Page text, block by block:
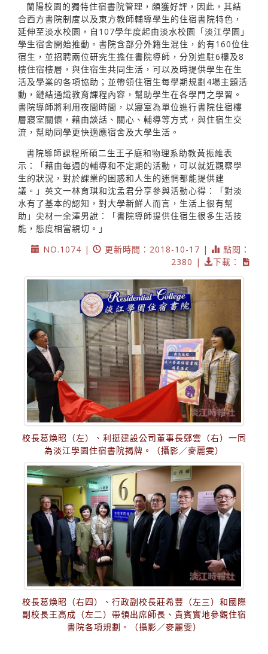
蘭陽校園的獨特住宿書院管理，頗獲好評，因此，其結
合西方書院制度以及東方教師輔導學生的住宿書院特色，
延伸至淡水校園，自107學年度起由淡水校園「淡江學園」
學生宿舍開始推動。書院含部分外籍生混住，約有160位住
宿生，並招聘兩位研究生擔任書院導師，分別進駐6樓及8
樓住宿樓層，與住宿生共同生活，可以及時提供學生在生
活及學業的各項協助；並帶領住宿生每學期規劃4場主題活
動，鏈結通識教育課程內容，幫助學生在各學門之學習。
書院導師將利用夜間時間，以寢室為單位進行書院住宿樓
層寢室關懷，藉由談話、關心、輔導等方式，與住宿生交
流，幫助同學更快適應宿舍及大學生活。
書院導師課程所碩二生王子庭和物理系助教黃振維表
示：「藉由每週的輔導和不定期的活動，可以就近觀察學
生的狀況，對於課業的困惑和人生的迷惘都能提供建
議。」英文一林育琪和沈孟君分享參與活動心得：「對淡
水有了基本的認知，對大學新鮮人而言，生活上很有幫
助」尖材一余澤男說：「書院導師提供住宿生很多生活技
能，態度相當親切。」
NO.1074 |
更新時間：2018-10-17 |
點閱：
2380 |
下載：
校長葛煥昭（左）、利挺建設公司董事長鄭雲（右）一同
為淡江學園住宿書院揭牌。（攝影／麥麗雯）
校長葛煥昭（右四）、行政副校長莊希豐（左三）和國際
副校長王高成（左二）帶領出席師長、貴賓實地參觀住宿
書院各項規劃。（攝影／麥麗雯）